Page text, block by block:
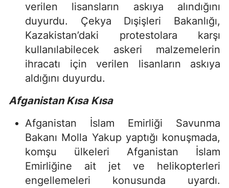
verilen lisansların askıya alındığını
duyurdu. Çekya Dışişleri Bakanlığı,
Kazakistan’daki protestolara karşı
kullanılabilecek askeri malzemelerin
ihracatı için verilen lisanların askıya
aldığını duyurdu.
Afganistan Kısa Kısa
Afganistan İslam Emirliği Savunma
Bakanı Molla Yakup yaptığı konuşmada,
komşu ülkeleri Afganistan İslam
Emirliğine ait jet ve helikopterleri
engellemeleri konusunda uyardı.